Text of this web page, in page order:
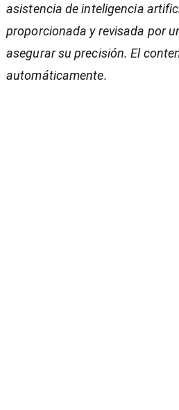
asistencia de inteligencia
proporcionada y revisada por
asegurar su precisión. El
automáticamente.